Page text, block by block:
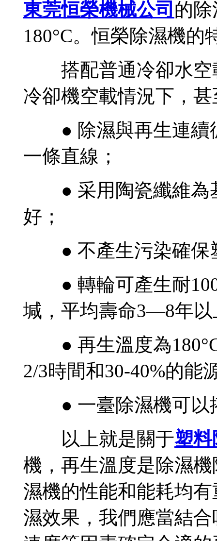
東莞恒榮機械公司 的
180°C。恒榮除濕機的
搭配普通冷卻水空
冷卻機空載情況下，
● 除濕與再生連續
一條直線；
● 采用陶瓷纖維為
好；
● 不產生污染確保
● 轉輪可產生耐
堿，平均壽命3—8年以
● 再生溫度為180°C
2/3時間和30-40%的能
● 一臺除濕機可以
以上就是關于塑料
機，再生溫度是除濕
濕機的性能和能耗均
濕效果，我們應當結